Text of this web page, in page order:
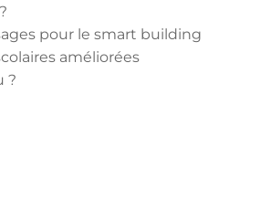
pour le smart building
améliorées
?